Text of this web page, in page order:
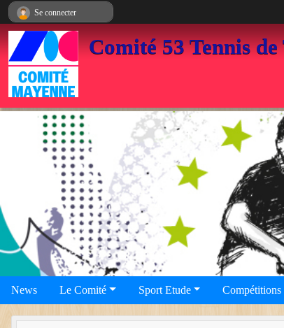
Comité 53 Tennis de
News Le Comité Sport Etude Compétitions
Se connecter
Panneau de gestion des cookies